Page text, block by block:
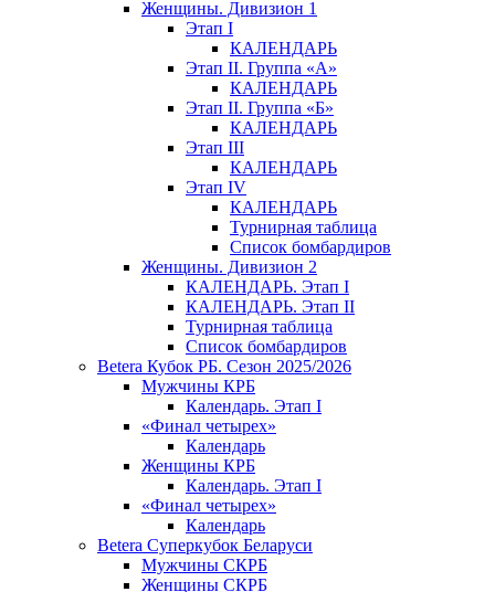
Женщины. Дивизион 1
Этап I
КАЛЕНДАРЬ
Этап II. Группа «А»
КАЛЕНДАРЬ
Этап II. Группа «Б»
КАЛЕНДАРЬ
Этап III
КАЛЕНДАРЬ
Этап IV
КАЛЕНДАРЬ
Турнирная таблица
Список бомбардиров
Женщины. Дивизион 2
КАЛЕНДАРЬ. Этап I
КАЛЕНДАРЬ. Этап II
Турнирная таблица
Список бомбардиров
Betera Кубок РБ. Сезон 2025/2026
Мужчины КРБ
Календарь. Этап I
«Финал четырех»
Календарь
Женщины КРБ
Календарь. Этап I
«Финал четырех»
Календарь
Betera Суперкубок Беларуси
Мужчины СКРБ
Женщины СКРБ